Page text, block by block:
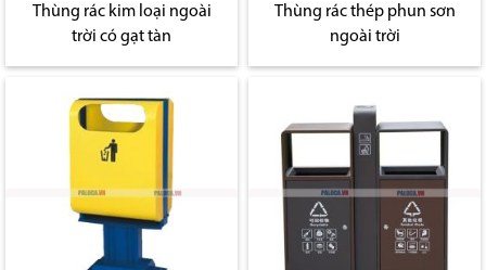
Thùng rác kim loại ngoài
trời có gạt tàn
Thùng rác thép phun sơn
ngoài trời